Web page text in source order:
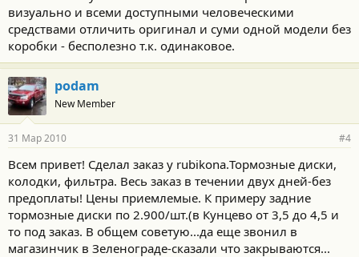
визуально и всеми доступными человеческими
средствами отличить оригинал и суми одной модели без
коробки - бесполезно т.к. одинаковое.
podam
New Member
31 Мар 2010 #4
Всем привет! Сделал заказ у rubikona.Тормозные диски,
колодки, фильтра. Весь заказ в течении двух дней-без
предоплаты! Цены приемлемые. К примеру задние
тормозные диски по 2.900/шт.(в Кунцево от 3,5 до 4,5 и
то под заказ. В общем советую...да еще звонил в
магазинчик в Зеленограде-сказали что закрываются...